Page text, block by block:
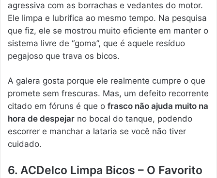
agressiva com as borrachas e vedantes do motor.
Ele limpa e lubrifica ao mesmo tempo. Na pesquisa
que fiz, ele se mostrou muito eficiente em manter o
sistema livre de “goma”, que é aquele resíduo
pegajoso que trava os bicos.
A galera gosta porque ele realmente cumpre o que
promete sem frescuras. Mas, um defeito recorrente
citado em fóruns é que o frasco não ajuda muito na
hora de despejar no bocal do tanque, podendo
escorrer e manchar a lataria se você não tiver
cuidado.
6. ACDelco Limpa Bicos – O Favorito